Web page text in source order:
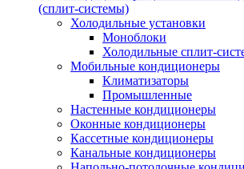
(сплит-системы)
Холодильные установки
Моноблоки
Холодильные сплит-
Мобильные кондиционеры
Климатизаторы
Промышленные
Настенные кондиционеры
Оконные кондиционеры
Кассетные кондиционеры
Канальные кондиционеры